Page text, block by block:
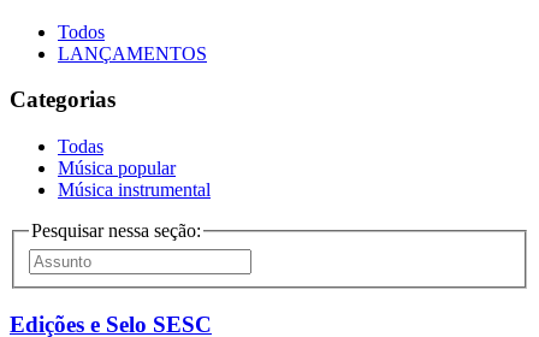
Todos
LANÇAMENTOS
Categorias
Todas
Música popular
Música instrumental
Pesquisar nessa seção:
Edições e Selo SESC